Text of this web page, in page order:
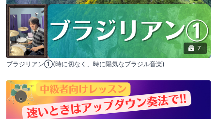
7
ブラジリアン①(時に切なく、時に陽気なブラジル音楽)